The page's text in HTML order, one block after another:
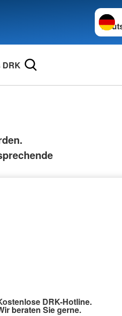
DRK
DRK-Hotline.
beraten Sie gerne.